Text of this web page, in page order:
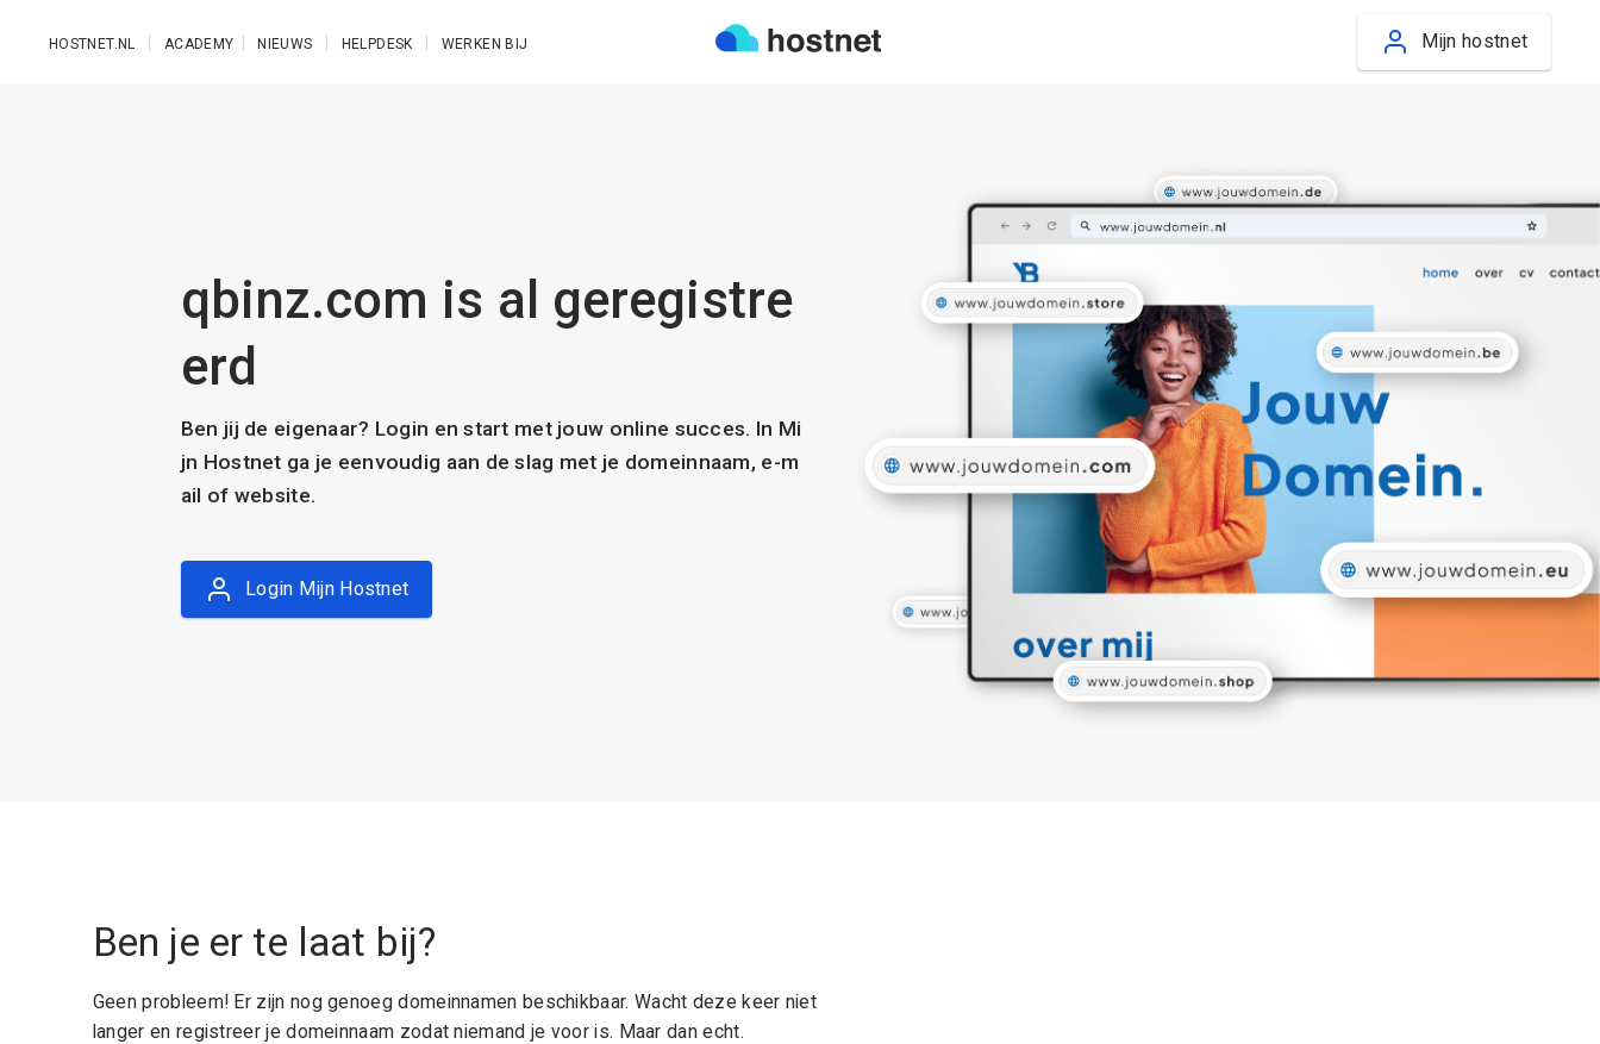
HOSTNET.NL ACADEMY NIEUWS HELPDESK WERKEN BIJ Mijn hostnet
qbinz.com is al geregistre
erd
Ben jij de eigenaar? Login en start met jouw online succes. In Mi
jn Hostnet ga je eenvoudig aan de slag met je domeinnaam, e-m
ail of website.
Login Mijn Hostnet
Ben je er te laat bij?
Geen probleem! Er zijn nog genoeg domeinnamen beschikbaar. Wacht deze keer niet
langer en registreer je domeinnaam zodat niemand je voor is. Maar dan echt.